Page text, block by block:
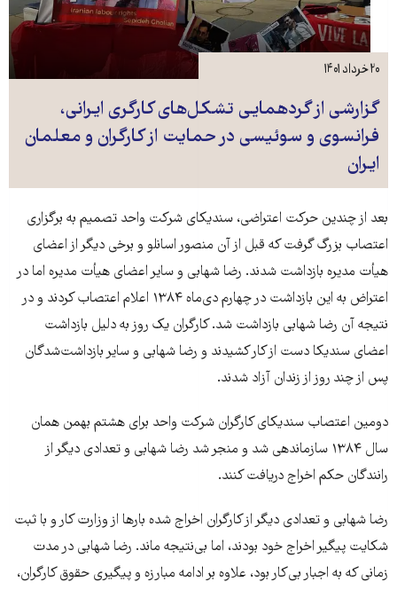
گزارشی از گردهمایی تشکل‌های کارگری ایرانی،
فرانسوی و سوئیسی در حمایت از کارگران و معلمان
ایران
۲۰ خرداد ۱۴۰۱
بعد از چندین حرکت اعتراضی، سندیکای شرکت واحد تصمیم به برگزاری
اعتصاب بزرگ گرفت که قبل از آن منصور اسانلو و برخی دیگر از اعضای
هیأت مدیره بازداشت شدند. رضا شهابی و سایر اعضای هیأت مدیره اما در
اعتراض به این بازداشت در چهارم دی‌ماه ۱۳۸۴ اعلام اعتصاب کردند و در
نتیجه آن رضا شهابی بازداشت شد. کارگران یک روز به دلیل بازداشت
اعضای سندیکا دست از کار کشیدند و رضا شهابی و سایر بازداشت‌شدگان
پس از چند روز از زندان آزاد شدند.
دومین اعتصاب سندیکای کارگران شرکت واحد برای هشتم بهمن همان
سال ۱۳۸۴ سازماندهی شد و منجر شد رضا شهابی و تعدادی دیگر از
رانندگان حکم اخراج دریافت کنند.
رضا شهابی و تعدادی دیگر از کارگران اخراج شده بارها از وزارت کار و با ثبت
شکایت پیگیر اخراج خود بودند، اما بی‌نتیجه ماند. رضا شهابی در مدت
زمانی که به اجبار بی‌کار بود، علاوه بر ادامه مبارزه و پیگیری حقوق کارگران،